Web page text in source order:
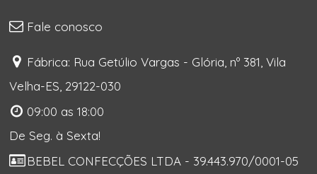
Fale conosco
Fábrica: Rua Getúlio Vargas - Glória, nº 381, Vila
Velha-ES, 29122-030
09:00 as 18:00
De Seg. à Sexta!
BEBEL CONFECÇÕES LTDA - 39.443.970/0001-05